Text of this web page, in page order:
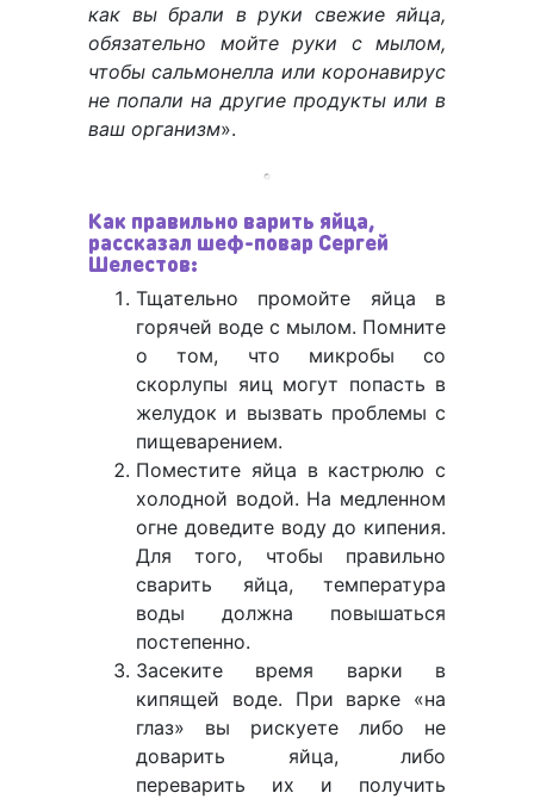
как вы брали в руки свежие яйца,
обязательно мойте руки с мылом,
чтобы сальмонелла или коронавирус
не попали на другие продукты или в
ваш организм».
Как правильно варить яйца,
рассказал шеф-повар Сергей
Шелестов:
Тщательно промойте яйца в
горячей воде с мылом. Помните
о том, что микробы со
скорлупы яиц могут попасть в
желудок и вызвать проблемы с
пищеварением.
Поместите яйца в кастрюлю с
холодной водой. На медленном
огне доведите воду до кипения.
Для того, чтобы правильно
сварить яйца, температура
воды должна повышаться
постепенно.
Засеките время варки в
кипящей воде. При варке «на
глаз» вы рискуете либо не
доварить яйца, либо
переварить их и получить